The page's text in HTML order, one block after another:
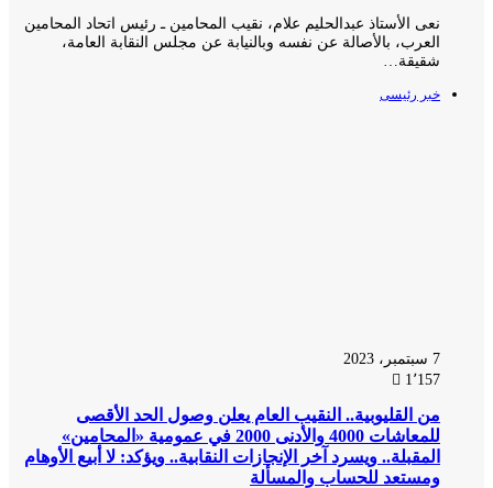
نعى الأستاذ عبدالحليم علام، نقيب المحامين ـ رئيس اتحاد المحامين
العرب، بالأصالة عن نفسه وبالنيابة عن مجلس النقابة العامة،
شقيقة…
خبر رئيسى
1٬157
من القليوبية.. النقيب العام يعلن وصول الحد الأقصى
للمعاشات 4000 والأدنى 2000 في عمومية «المحامين»
المقبلة.. ويسرد آخر الإنجازات النقابية.. ويؤكد: لا أبيع الأوهام
ومستعد للحساب والمسألة